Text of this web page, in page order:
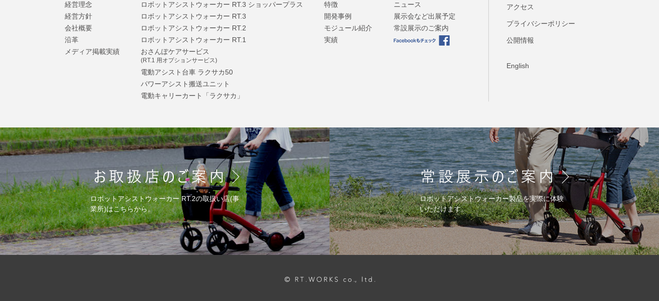
経営理念
経営方針
会社概要
沿革
メディア掲載実績
ロボットアシストウォーカー RT.3 ショッパープラス
ロボットアシストウォーカー RT.3
ロボットアシストウォーカー RT.2
ロボットアシストウォーカー RT.1
おさんぽケアサービス
(RT.1 用オプションサービス)
電動アシスト台車 ラクサカ50
パワーアシスト搬送ユニット
電動キャリーカート「ラクサカ」
特徴
開発事例
モジュール紹介
実績
ニュース
展示会など出展予定
常設展示のご案内
アクセス
プライバシーポリシー
公開情報
English
ロボットアシストウォーカー RT.2の取扱い店(事
業所)はこちらから。
ロボットアシストウォーカー製品を実際に体験
いただけます。